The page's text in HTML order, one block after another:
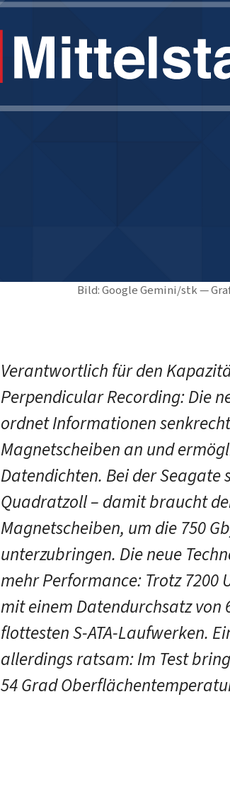
Bild: Google Gemini/stk —
Verantwortlich für den
Perpendicular Recording: Die
ordnet Informationen
Magnetscheiben an und
Datendichten. Bei der Seagate
Quadratzoll – damit braucht
Magnetscheiben, um die 750
unterzubringen. Die neue
mehr Performance: Trotz 7200
mit einem Datendurchsatz von
flottesten S-ATA-Laufwerken.
allerdings ratsam: Im Test
54 Grad